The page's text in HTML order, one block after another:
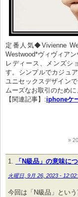
定番人気◆Vivienne
Westwood*ヴィヴィア
レディース、メンズシ
す。シンプルでカジュ
ユニセックスデザイン
ムーズなお取引のため
【関連記事】:iphoneケ
「N級品」の意味に
火曜日, 9月 26, 2023 -
今回は「N級品」とい